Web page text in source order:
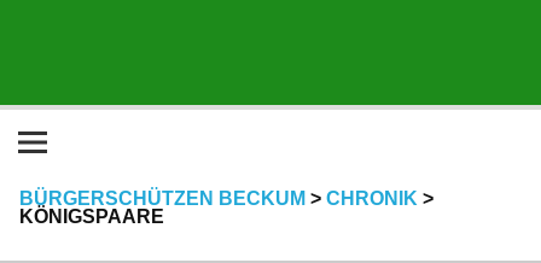
BÜRGERSCHÜTZEN BECKUM > CHRONIK >
KÖNIGSPAARE